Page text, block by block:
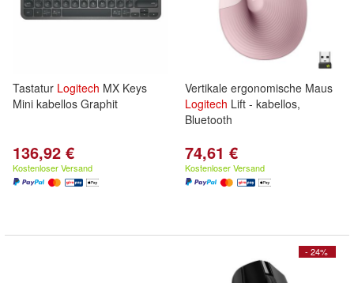
Tastatur Logitech MX Keys
Mini kabellos Graphit
136,92 €
Kostenloser Versand
Vertikale ergonomische Maus
Logitech Lift - kabellos,
Bluetooth
74,61 €
Kostenloser Versand
- 24%